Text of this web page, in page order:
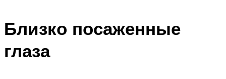
Близко посаженные
глаза